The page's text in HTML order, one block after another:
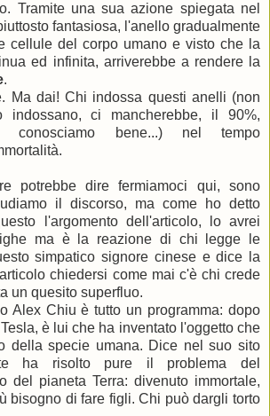
Tramite una sua azione spiegata nel
fantasiosa, l'anello gradualmente
cellule del corpo umano e visto che la
ed infinita, arriverebbe a rendere la
.
Ma dai! Chi indossa questi anelli (non
ci mancherebbe, il 90%,
conosciamo bene...) nel tempo
potrebbe dire fermiamoci qui, sono
il discorso, ma come ho detto
l'argomento dell'articolo, lo avrei
ma è la reazione di chi legge le
simpatico signore cinese e dice la
chiedersi come mai c'è chi crede
un quesito superfluo.
Alex Chiu è tutto un programma: dopo
è lui che ha inventato l'oggetto che
della specie umana. Dice nel suo sito
ha risolto pure il problema del
del pianeta Terra: divenuto immortale,
bisogno di fare figli. Chi può dargli torto